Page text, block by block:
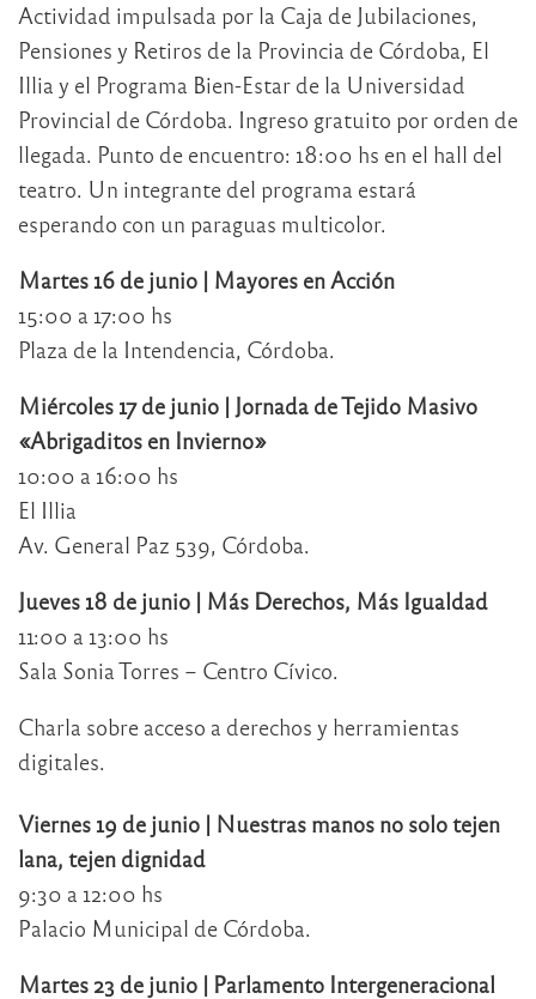
Actividad impulsada por la Caja de Jubilaciones,
Pensiones y Retiros de la Provincia de Córdoba, El
Illia y el Programa Bien-Estar de la Universidad
Provincial de Córdoba. Ingreso gratuito por orden de
llegada. Punto de encuentro: 18:00 hs en el hall del
teatro. Un integrante del programa estará
esperando con un paraguas multicolor.
Martes 16 de junio | Mayores en Acción
15:00 a 17:00 hs
Plaza de la Intendencia, Córdoba.
Miércoles 17 de junio | Jornada de Tejido Masivo
«Abrigaditos en Invierno»
10:00 a 16:00 hs
El Illia
Av. General Paz 539, Córdoba.
Jueves 18 de junio | Más Derechos, Más Igualdad
11:00 a 13:00 hs
Sala Sonia Torres – Centro Cívico.
Charla sobre acceso a derechos y herramientas
digitales.
Viernes 19 de junio | Nuestras manos no solo tejen
lana, tejen dignidad
9:30 a 12:00 hs
Palacio Municipal de Córdoba.
Martes 23 de junio | Parlamento Intergeneracional